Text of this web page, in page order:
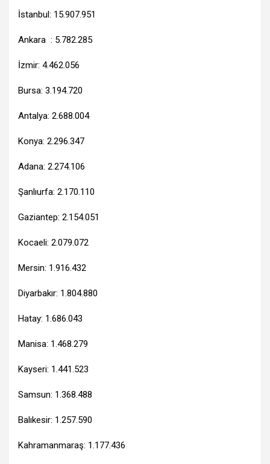
İstanbul: 15.907.951
Ankara : 5.782.285
İzmir: 4.462.056
Bursa: 3.194.720
Antalya: 2.688.004
Konya: 2.296.347
Adana: 2.274.106
Şanlıurfa: 2.170.110
Gaziantep: 2.154.051
Kocaeli: 2.079.072
Mersin: 1.916.432
Diyarbakır: 1.804.880
Hatay: 1.686.043
Manisa: 1.468.279
Kayseri: 1.441.523
Samsun: 1.368.488
Balıkesir: 1.257.590
Kahramanmaraş: 1.177.436